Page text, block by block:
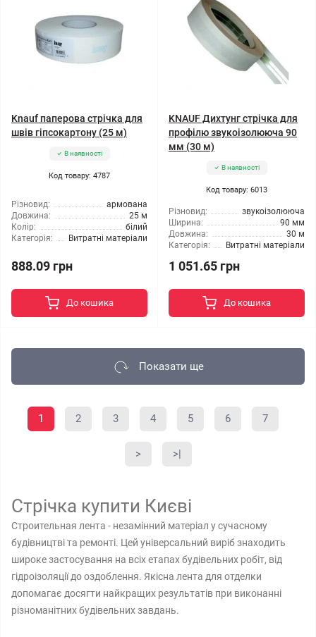
Knauf паперова стрічка для
швів гіпсокартону (25 м)
В наявності
Код товару: 4787
Різновид:
армована
Довжина:
25 м
Колір:
білий
Категорія:
Витратні матеріали
888.09 грн
До кошика
KNAUF Дихтунг стрічка для
профілю звукоізолююча 90
мм (30 м)
В наявності
Код товару: 6013
Різновид:
звукоізолююча
Ширина:
90 мм
Довжина:
30 м
Категорія:
Витратні матеріали
1 051.65 грн
До кошика
Показати ще
1 2 3 4 5 6 7
> >|
Стрічка купити Києві
Строительная лента - незамінний матеріал у сучасному
будівництві та ремонті. Цей універсальний виріб знаходить
широке застосування на всіх етапах будівельних робіт, від
гідроізоляції до оздоблення. Якісна лента для отделки
допомагає досягти найкращих результатів при виконанні
різноманітних будівельних завдань.